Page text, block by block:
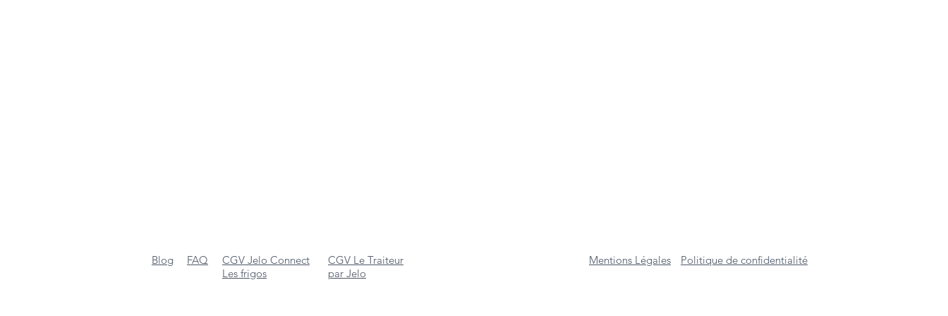
Blog FAQ
CGV Jelo Connect
Les frigos
CGV Le Traiteur
par Jelo
Mentions Légales Politique de confidentialité